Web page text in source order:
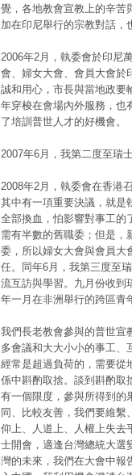
覺，各地教會宣教上的辛苦
加在印尼舉行的宗教對話，
2006年2月，執委會於印尼
會、婦女大會、會員大會於
誠和用心，市長與當地政要
年穿梭在會場內外服務，也
了培訓普世人才的好機會。
2007年6月，我第二度至瑞
2008年2月，執委會在香港
其中有一項重要決議，就是
全部換血，怕影響對事工的
需有半數的舊職委；但是，
委，所以婦女大會與會員大
任。同年6月，我第三度至
流互訪與學習。九月份收到
年一月在非洲舉行的跨區青
我們長老教會參與的普世宣
多會議和大大小小的事工、
經常是超過負荷的，需要從
係中斟酌取捨。談到斟酌取
有一個限度，參與所得到的
同、比較友善，我們要維
仰上、人道上、人權上失去
士開會，適逢台灣總統大選
灣的未來，我們在大會中報